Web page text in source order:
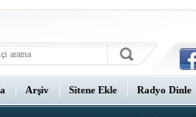
Arşiv Sitene Ekle Radyo Dinle